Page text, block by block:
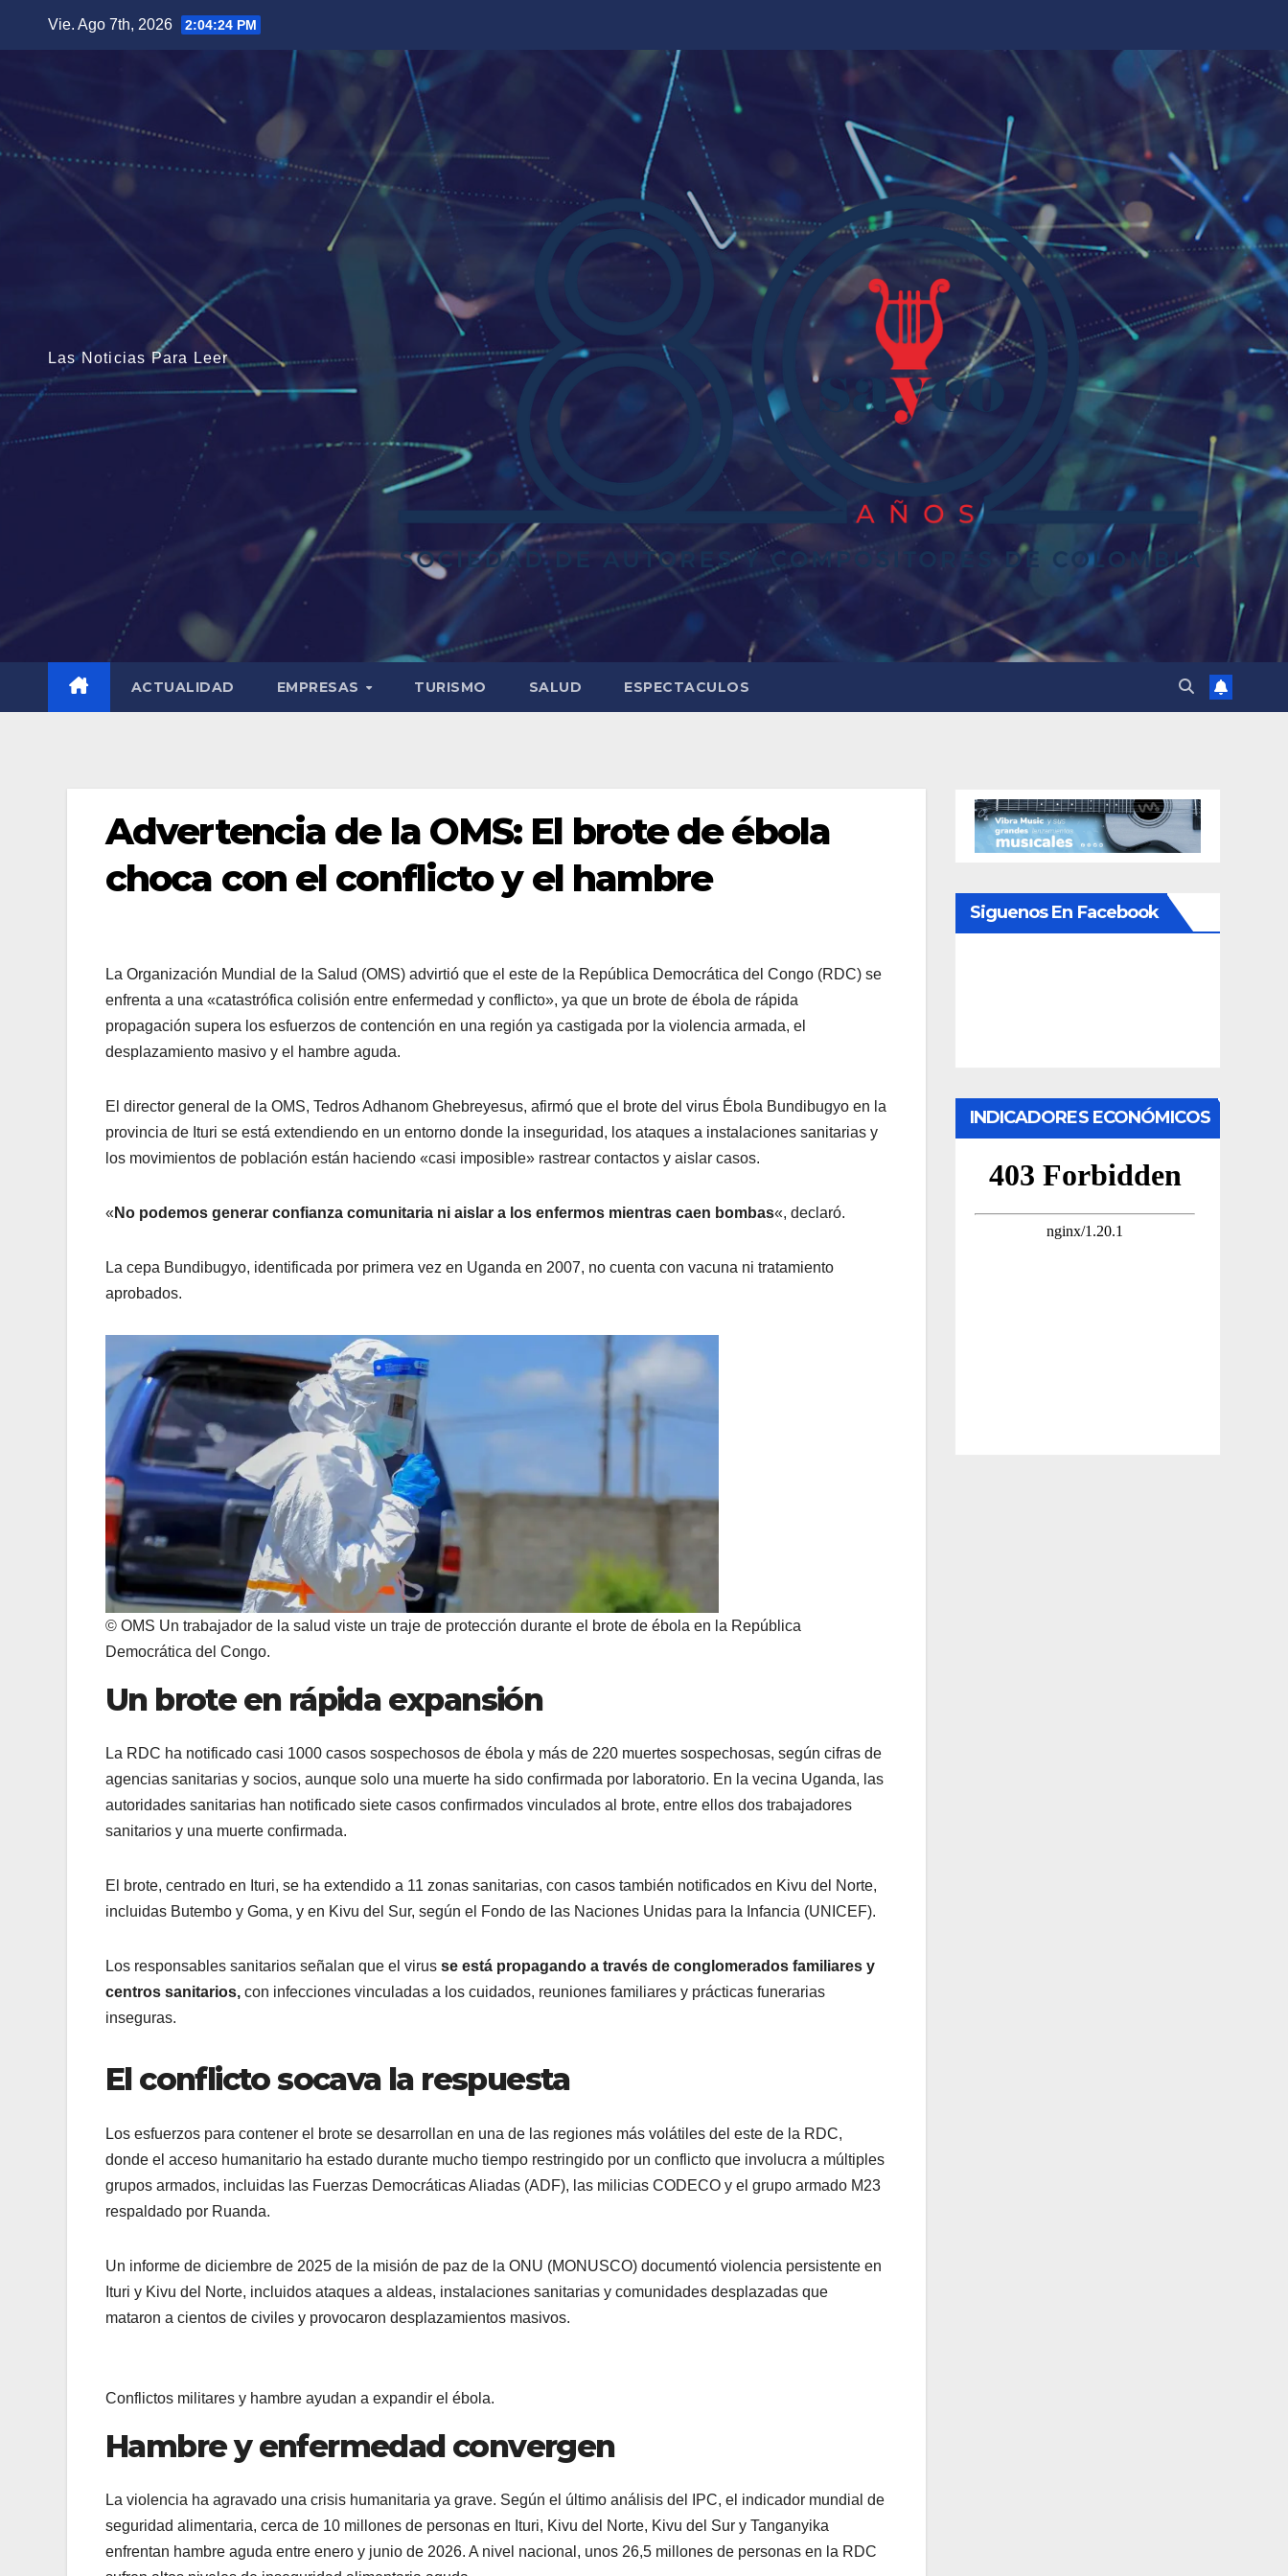
Vie. Ago 7th, 2026 2:04:26 PM
Las Noticias Para Leer
ACTUALIDAD EMPRESAS TURISMO SALUD ESPECTACULOS
Advertencia de la OMS: El brote de ébola
choca con el conflicto y el hambre
La Organización Mundial de la Salud (OMS) advirtió que el este de la República Democrática del Congo (RDC) se
enfrenta a una «catastrófica colisión entre enfermedad y conflicto», ya que un brote de ébola de rápida
propagación supera los esfuerzos de contención en una región ya castigada por la violencia armada, el
desplazamiento masivo y el hambre aguda.
El director general de la OMS, Tedros Adhanom Ghebreyesus, afirmó que el brote del virus Ébola Bundibugyo en la
provincia de Ituri se está extendiendo en un entorno donde la inseguridad, los ataques a instalaciones sanitarias y
los movimientos de población están haciendo «casi imposible» rastrear contactos y aislar casos.
« No podemos generar confianza comunitaria ni aislar a los enfermos mientras caen bombas«, declaró.
La cepa Bundibugyo, identificada por primera vez en Uganda en 2007, no cuenta con vacuna ni tratamiento
aprobados.
© OMS Un trabajador de la salud viste un traje de protección durante el brote de ébola en la República
Democrática del Congo.
Un brote en rápida expansión
La RDC ha notificado casi 1000 casos sospechosos de ébola y más de 220 muertes sospechosas, según cifras de
agencias sanitarias y socios, aunque solo una muerte ha sido confirmada por laboratorio. En la vecina Uganda, las
autoridades sanitarias han notificado siete casos confirmados vinculados al brote, entre ellos dos trabajadores
sanitarios y una muerte confirmada.
El brote, centrado en Ituri, se ha extendido a 11 zonas sanitarias, con casos también notificados en Kivu del Norte,
incluidas Butembo y Goma, y en Kivu del Sur, según el Fondo de las Naciones Unidas para la Infancia (UNICEF).
Los responsables sanitarios señalan que el virus se está propagando a través de conglomerados familiares y
centros sanitarios, con infecciones vinculadas a los cuidados, reuniones familiares y prácticas funerarias
inseguras.
El conflicto socava la respuesta
Los esfuerzos para contener el brote se desarrollan en una de las regiones más volátiles del este de la RDC,
donde el acceso humanitario ha estado durante mucho tiempo restringido por un conflicto que involucra a múltiples
grupos armados, incluidas las Fuerzas Democráticas Aliadas (ADF), las milicias CODECO y el grupo armado M23
respaldado por Ruanda.
Un informe de diciembre de 2025 de la misión de paz de la ONU (MONUSCO) documentó violencia persistente en
Ituri y Kivu del Norte, incluidos ataques a aldeas, instalaciones sanitarias y comunidades desplazadas que
mataron a cientos de civiles y provocaron desplazamientos masivos.
Conflictos militares y hambre ayudan a expandir el ébola.
Hambre y enfermedad convergen
La violencia ha agravado una crisis humanitaria ya grave. Según el último análisis del IPC, el indicador mundial de
seguridad alimentaria, cerca de 10 millones de personas en Ituri, Kivu del Norte, Kivu del Sur y Tanganyika
enfrentan hambre aguda entre enero y junio de 2026. A nivel nacional, unos 26,5 millones de personas en la RDC
Siguenos En Facebook
INDICADORES ECONÓMICOS